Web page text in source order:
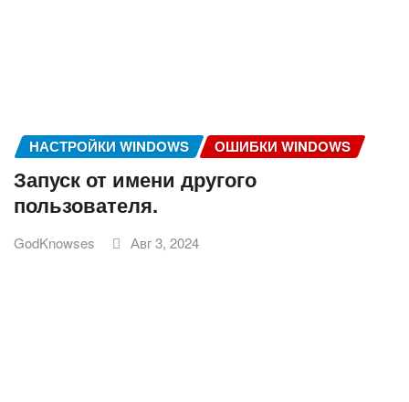
НАСТРОЙКИ WINDOWS ОШИБКИ WINDOWS
Запуск от имени другого
пользователя.
GodKnowses Авг 3, 2024